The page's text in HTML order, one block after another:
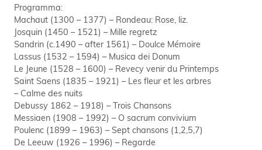
Programma:
Machaut (1300 – 1377) – Rondeau: Rose, liz.
Josquin (1450 – 1521) – Mille regretz
Sandrin (c.1490 – after 1561) – Doulce Mémoire
Lassus (1532 – 1594) – Musica dei Donum
Le Jeune (1528 – 1600) – Revecy venir du Printemps
Saint Saens (1835 – 1921) – Les fleur et les arbres
– Calme des nuits
Debussy 1862 – 1918) – Trois Chansons
Messiaen (1908 – 1992) – O sacrum convivium
Poulenc (1899 – 1963) – Sept chansons (1,2,5,7)
De Leeuw (1926 – 1996) – Regarde